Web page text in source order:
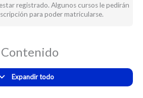
registrado. Algunos cursos le pedirán
para poder matricularse.
Contenido
Expandir todo